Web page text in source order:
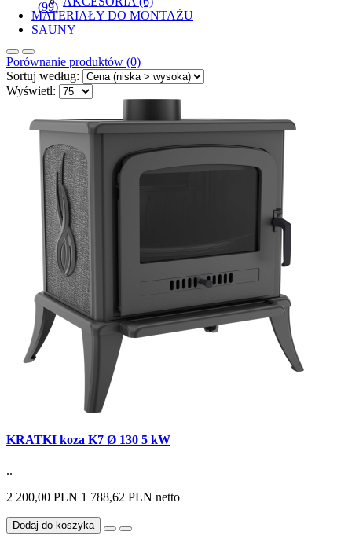
MATERIAŁY DO MONTAŻU
SAUNY
(99)
Porównanie produktów (0)
Sortuj według:
Wyświetl:
KRATKI koza K7 Ø 130 5 kW
..
2 200,00 PLN 1 788,62 PLN netto
Dodaj do koszyka